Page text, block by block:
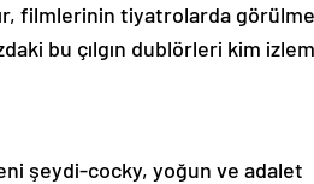
filmlerinin tiyatrolarda
bu çılgın dublörleri kim
şeydi-cocky, yoğun ve adalet